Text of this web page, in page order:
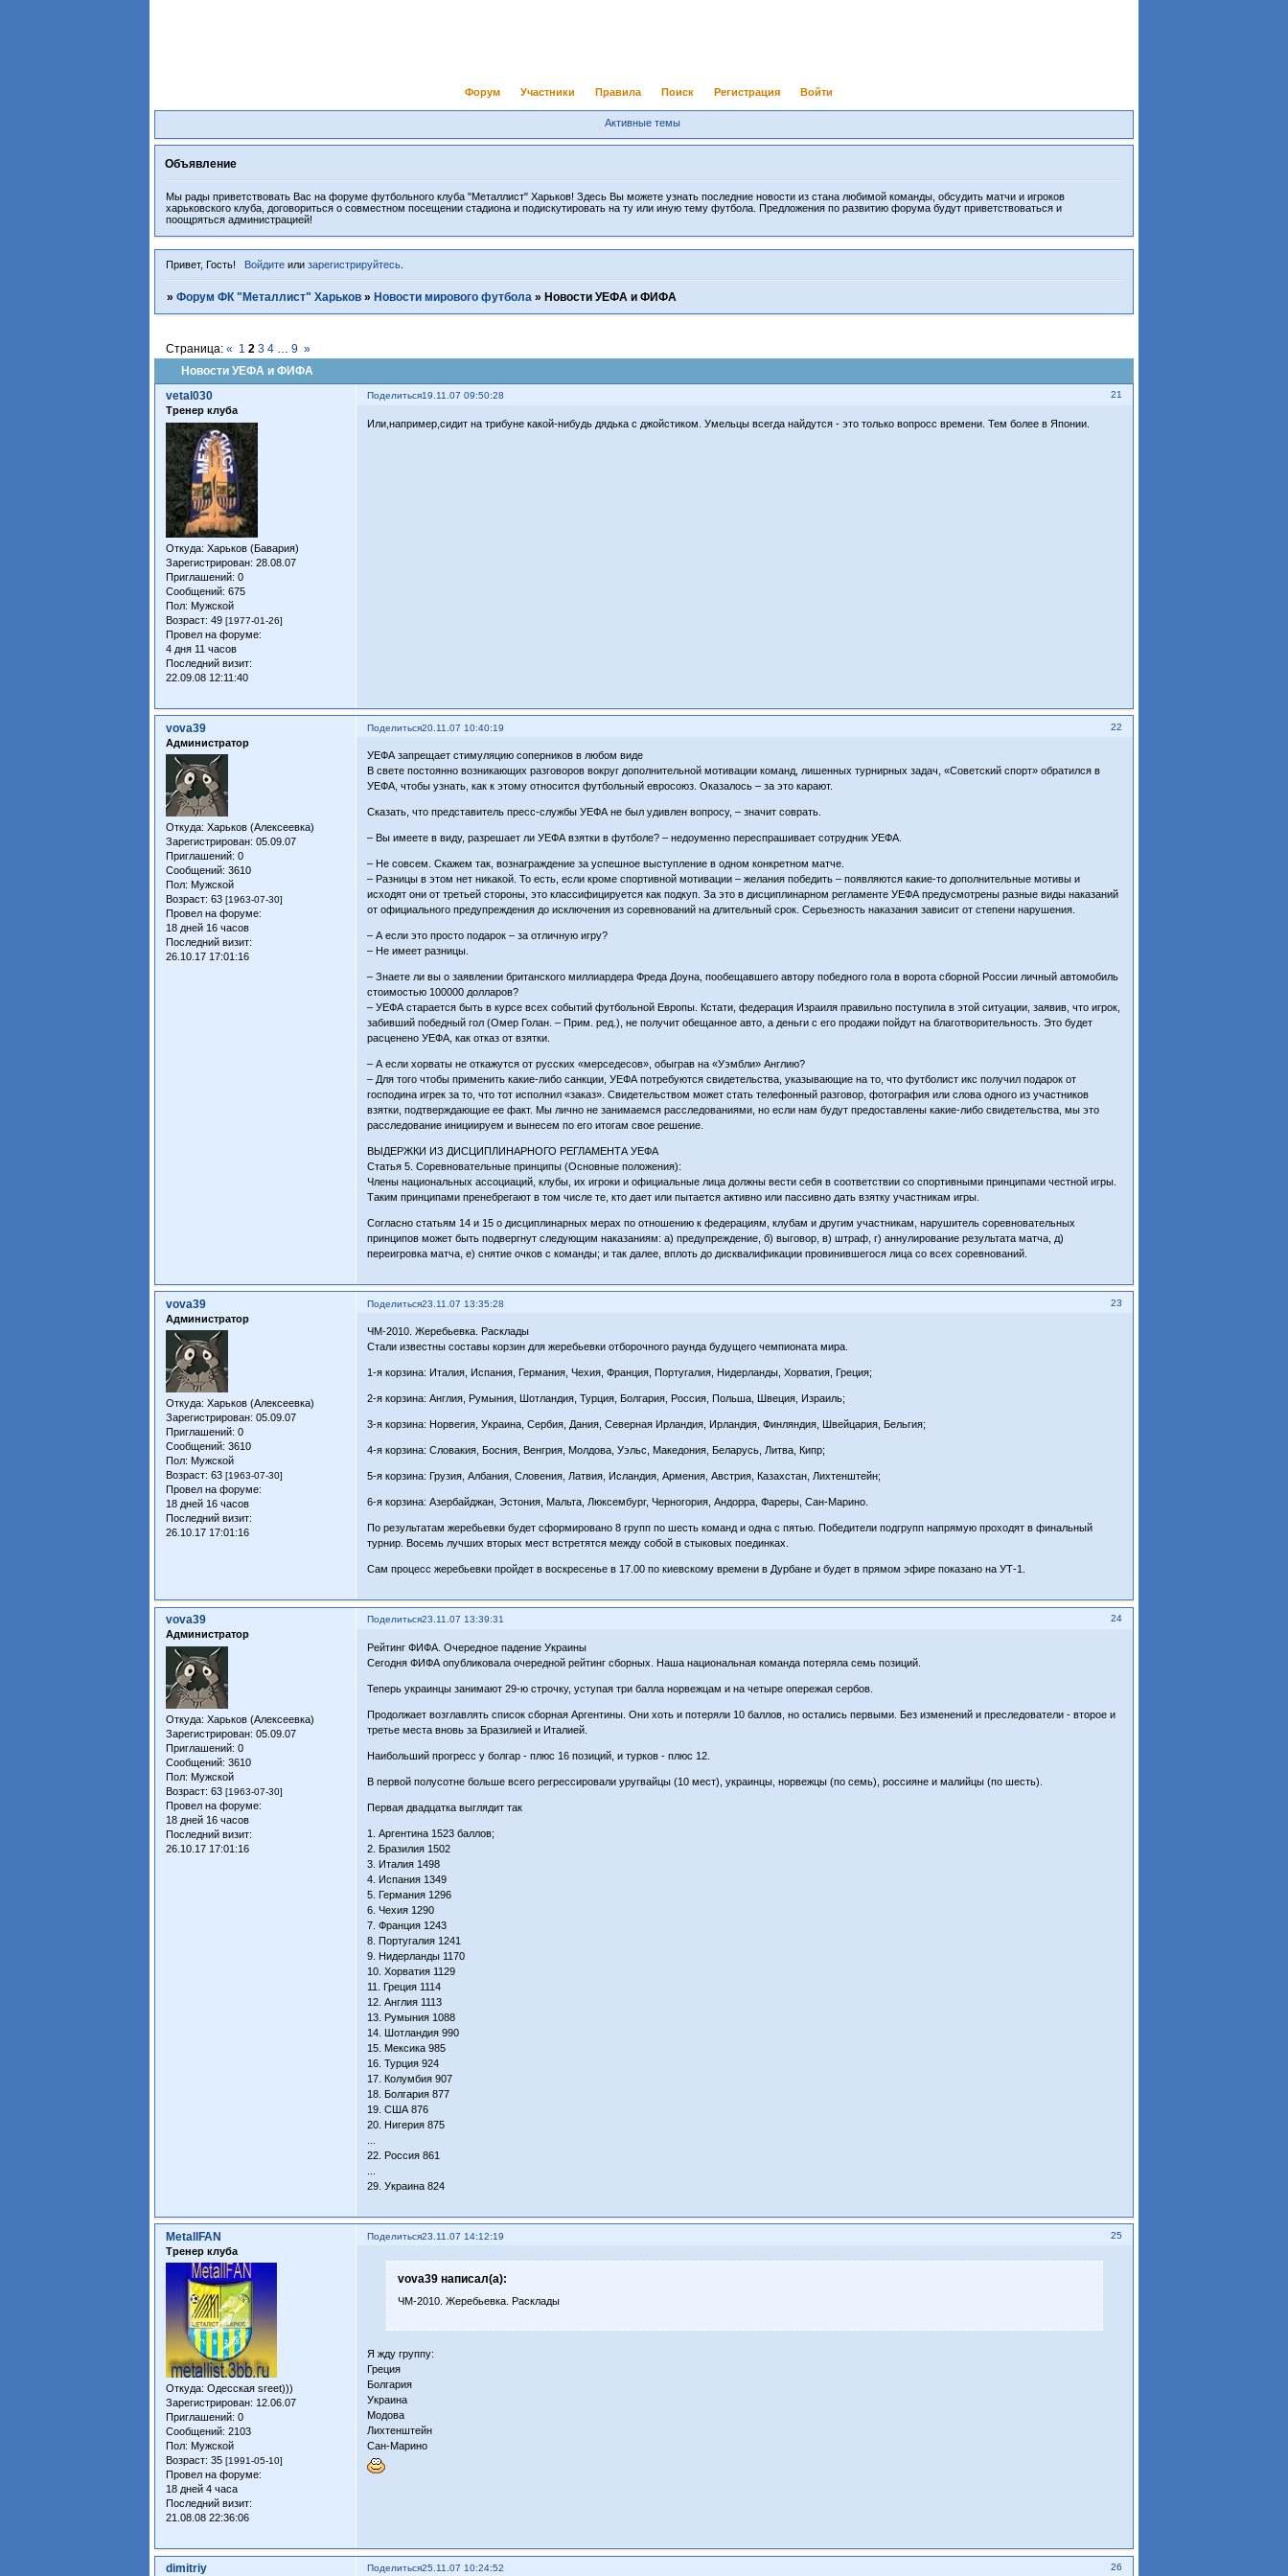
Форум Участники Правила Поиск Регистрация Войти
Активные темы
Объявление
Мы рады приветствовать Вас на форуме футбольного клуба "Металлист" Харьков! Здесь Вы можете узнать последние новости из стана любимой команды, обсудить матчи и игроков
харьковского клуба, договориться о совместном посещении стадиона и подискутировать на ту или иную тему футбола. Предложения по развитию форума будут приветствоваться и
поощряться администрацией!
Привет, Гость! Войдитеили зарегистрируйтесь.
»Форум ФК "Металлист" Харьков » Новости мирового футбола » Новости УЕФА и ФИФА
Новости УЕФА и ФИФА
Страница:« 1 2 3 4 … 9 »
Поделиться 21
19.11.07 09:50:28
vetal030
Тренер клуба
Откуда: Харьков (Бавария)
Зарегистрирован: 28.08.07
Приглашений: 0
Сообщений: 675
Пол: Мужской
Возраст: 49[1977-01-26]
Провел на форуме:
4 дня 11 часов
Последний визит:
22.09.08 12:11:40
Или,например,сидит на трибуне какой-нибудь дядька с джойстиком. Умельцы всегда найдутся - это только вопросс времени. Тем более в Японии.
Поделиться 22
20.11.07 10:40:19
vova39
Администратор
Откуда: Харьков (Алексеевка)
Зарегистрирован: 05.09.07
Приглашений: 0
Сообщений: 3610
Пол: Мужской
Возраст: 63[1963-07-30]
Провел на форуме:
18 дней 16 часов
Последний визит:
26.10.17 17:01:16
УЕФА запрещает стимуляцию соперников в любом виде
В свете постоянно возникающих разговоров вокруг дополнительной мотивации команд, лишенных турнирных задач, «Советский спорт» обратился в
УЕФА, чтобы узнать, как к этому относится футбольный евросоюз. Оказалось – за это карают.
Сказать, что представитель пресс-службы УЕФА не был удивлен вопросу, – значит соврать.
– Вы имеете в виду, разрешает ли УЕФА взятки в футболе? – недоуменно переспрашивает сотрудник УЕФА.
– Не совсем. Скажем так, вознаграждение за успешное выступление в одном конкретном матче.
– Разницы в этом нет никакой. То есть, если кроме спортивной мотивации – желания победить – появляются какие-то дополнительные мотивы и
исходят они от третьей стороны, это классифицируется как подкуп. За это в дисциплинарном регламенте УЕФА предусмотрены разные виды наказаний
от официального предупреждения до исключения из соревнований на длительный срок. Серьезность наказания зависит от степени нарушения.
– А если это просто подарок – за отличную игру?
– Не имеет разницы.
– Знаете ли вы о заявлении британского миллиардера Фреда Доуна, пообещавшего автору победного гола в ворота сборной России личный автомобиль
стоимостью 100000 долларов?
– УЕФА старается быть в курсе всех событий футбольной Европы. Кстати, федерация Израиля правильно поступила в этой ситуации, заявив, что игрок,
забивший победный гол (Омер Голан. – Прим. ред.), не получит обещанное авто, а деньги с его продажи пойдут на благотворительность. Это будет
расценено УЕФА, как отказ от взятки.
– А если хорваты не откажутся от русских «мерседесов», обыграв на «Уэмбли» Англию?
– Для того чтобы применить какие-либо санкции, УЕФА потребуются свидетельства, указывающие на то, что футболист икс получил подарок от
господина игрек за то, что тот исполнил «заказ». Свидетельством может стать телефонный разговор, фотография или слова одного из участников
взятки, подтверждающие ее факт. Мы лично не занимаемся расследованиями, но если нам будут предоставлены какие-либо свидетельства, мы это
расследование инициируем и вынесем по его итогам свое решение.
ВЫДЕРЖКИ ИЗ ДИСЦИПЛИНАРНОГО РЕГЛАМЕНТА УЕФА
Статья 5. Соревновательные принципы (Основные положения):
Члены национальных ассоциаций, клубы, их игроки и официальные лица должны вести себя в соответствии со спортивными принципами честной игры.
Таким принципами пренебрегают в том числе те, кто дает или пытается активно или пассивно дать взятку участникам игры.
Согласно статьям 14 и 15 о дисциплинарных мерах по отношению к федерациям, клубам и другим участникам, нарушитель соревновательных
принципов может быть подвергнут следующим наказаниям: а) предупреждение, б) выговор, в) штраф, г) аннулирование результата матча, д)
переигровка матча, е) снятие очков с команды; и так далее, вплоть до дисквалификации провинившегося лица со всех соревнований.
Поделиться 23
23.11.07 13:35:28
vova39
Администратор
Откуда: Харьков (Алексеевка)
Зарегистрирован: 05.09.07
Приглашений: 0
Сообщений: 3610
Пол: Мужской
Возраст: 63[1963-07-30]
Провел на форуме:
18 дней 16 часов
Последний визит:
26.10.17 17:01:16
ЧМ-2010. Жеребьевка. Расклады
Стали известны составы корзин для жеребьевки отборочного раунда будущего чемпионата мира.
1-я корзина: Италия, Испания, Германия, Чехия, Франция, Португалия, Нидерланды, Хорватия, Греция;
2-я корзина: Англия, Румыния, Шотландия, Турция, Болгария, Россия, Польша, Швеция, Израиль;
3-я корзина: Норвегия, Украина, Сербия, Дания, Северная Ирландия, Ирландия, Финляндия, Швейцария, Бельгия;
4-я корзина: Словакия, Босния, Венгрия, Молдова, Уэльс, Македония, Беларусь, Литва, Кипр;
5-я корзина: Грузия, Албания, Словения, Латвия, Исландия, Армения, Австрия, Казахстан, Лихтенштейн;
6-я корзина: Азербайджан, Эстония, Мальта, Люксембург, Черногория, Андорра, Фареры, Сан-Марино.
По результатам жеребьевки будет сформировано 8 групп по шесть команд и одна с пятью. Победители подгрупп напрямую проходят в финальный
турнир. Восемь лучших вторых мест встретятся между собой в стыковых поединках.
Сам процесс жеребьевки пройдет в воскресенье в 17.00 по киевскому времени в Дурбане и будет в прямом эфире показано на УТ-1.
Поделиться 24
23.11.07 13:39:31
vova39
Администратор
Откуда: Харьков (Алексеевка)
Зарегистрирован: 05.09.07
Приглашений: 0
Сообщений: 3610
Пол: Мужской
Возраст: 63[1963-07-30]
Провел на форуме:
18 дней 16 часов
Последний визит:
26.10.17 17:01:16
Рейтинг ФИФА. Очередное падение Украины
Сегодня ФИФА опубликовала очередной рейтинг сборных. Наша национальная команда потеряла семь позиций.
Теперь украинцы занимают 29-ю строчку, уступая три балла норвежцам и на четыре опережая сербов.
Продолжает возглавлять список сборная Аргентины. Они хоть и потеряли 10 баллов, но остались первыми. Без изменений и преследователи - второе и
третье места вновь за Бразилией и Италией.
Наибольший прогресс у болгар - плюс 16 позиций, и турков - плюс 12.
В первой полусотне больше всего регрессировали уругвайцы (10 мест), украинцы, норвежцы (по семь), россияне и малийцы (по шесть).
Первая двадцатка выглядит так
1. Аргентина 1523 баллов;
2. Бразилия 1502
3. Италия 1498
4. Испания 1349
5. Германия 1296
6. Чехия 1290
7. Франция 1243
8. Португалия 1241
9. Нидерланды 1170
10. Хорватия 1129
11. Греция 1114
12. Англия 1113
13. Румыния 1088
14. Шотландия 990
15. Мексика 985
16. Турция 924
17. Колумбия 907
18. Болгария 877
19. США 876
20. Нигерия 875
22. Россия 861
29. Украина 824
Поделиться 25
23.11.07 14:12:19
MetallFAN
Тренер клуба
Откуда: Одесская sreet)))
Зарегистрирован: 12.06.07
Приглашений: 0
Сообщений: 2103
Пол: Мужской
Возраст: 35[1991-05-10]
Провел на форуме:
18 дней 4 часа
Последний визит:
21.08.08 22:36:06
vova39 написал(а):
ЧМ-2010. Жеребьевка. Расклады
Я жду группу:
Греция
Болгария
Украина
Модова
Лихтенштейн
Сан-Марино
Поделиться 26
25.11.07 10:24:52
dimitriy